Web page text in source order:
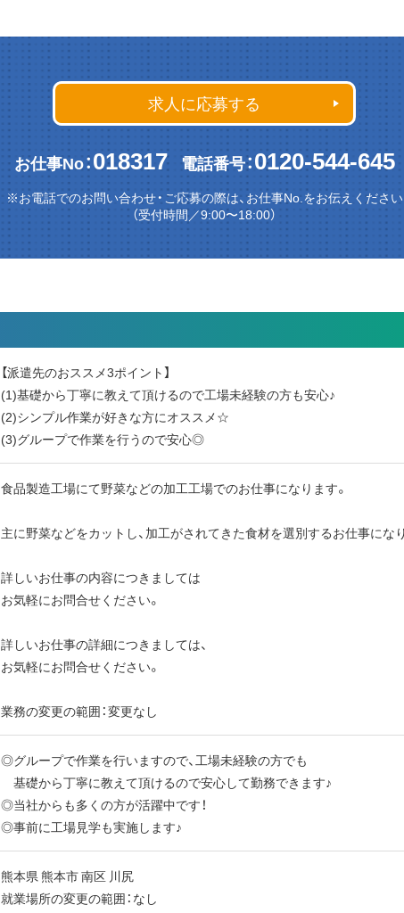
求人に応募する
お仕事No：018317 電話番号：0120-544-645
※お電話でのお問い合わせ・ご応募の際は、お仕事No.をお伝えください
（受付時間／9:00〜18:00）
【派遣先のおススメ3ポイント】
(1)基礎から丁寧に教えて頂けるので工場未経験の方も安心♪
(2)シンプル作業が好きな方にオススメ☆
(3)グループで作業を行うので安心◎
食品製造工場にて野菜などの加工工場でのお仕事になります。
主に野菜などをカットし、加工がされてきた食材を選別するお仕事にな
詳しいお仕事の内容につきましては
お気軽にお問合せください。
詳しいお仕事の詳細につきましては、
お気軽にお問合せください。
業務の変更の範囲：変更なし
◎グループで作業を行いますので、工場未経験の方でも
基礎から丁寧に教えて頂けるので安心して勤務できます♪
◎当社からも多くの方が活躍中です！
◎事前に工場見学も実施します♪
熊本県 熊本市 南区 川尻
就業場所の変更の範囲：なし